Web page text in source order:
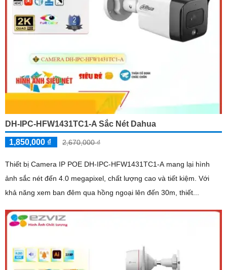
DH-IPC-HFW1431TC1-A Sắc Nét Dahua
1,850,000 ₫ 2,670,000 ₫
Thiết bị Camera IP POE DH-IPC-HFW1431TC1-A mang lại hình
ảnh sắc nét đến 4.0 megapixel, chất lượng cao và tiết kiệm. Với
khả năng xem ban đêm qua hồng ngoại lên đến 30m, thiết...